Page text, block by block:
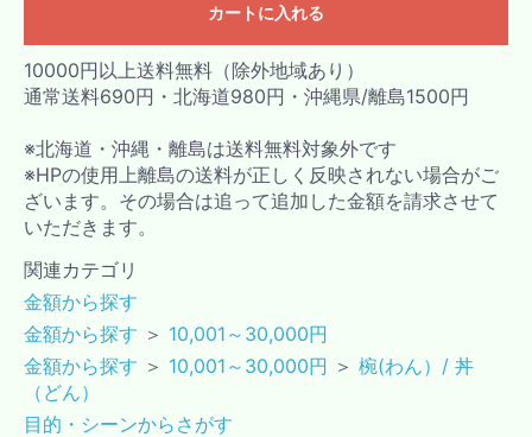
カートに入れる
10000円以上送料無料（除外地域あり）
通常送料690円・北海道980円・沖縄県/離島1500円
※北海道・沖縄・離島は送料無料対象外です
※HPの使用上離島の送料が正しく反映されない場合がご
ざいます。その場合は追って追加した金額を請求させて
いただきます。
関連カテゴリ
金額から探す
金額から探す ＞ 10,001～30,000円
金額から探す ＞ 10,001～30,000円 ＞ 椀(わん）/ 丼
（どん）
目的・シーンからさがす